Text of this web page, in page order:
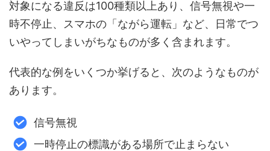
対象になる違反は100種類以上あり、信号無視や一
時不停止、スマホの「ながら運転」など、日常でつ
いやってしまいがちなものが多く含まれます。
代表的な例をいくつか挙げると、次のようなものが
あります。
信号無視
一時停止の標識がある場所で止まらない